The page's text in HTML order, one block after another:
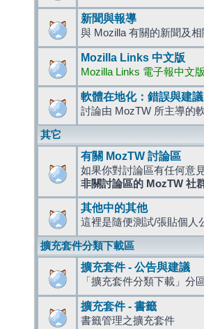
新聞與報導
與 Mozilla 有關的新聞及相
Mozilla Links 中文版
Mozilla Links 電子報中文
軟體在地化：錯誤與建
討論由 MozTW 所主導的
其它
有關 MozTW 討論區
如果你對討論區有任何意
非關討論區的 MozTW 社
其他中的其他
這裡是隨便測試/張貼個人
擴充套件分類下載區
擴充套件 - 公告與建議
「擴充套件分類下載」分
擴充套件 - 書籤
書籤管理之擴充套件